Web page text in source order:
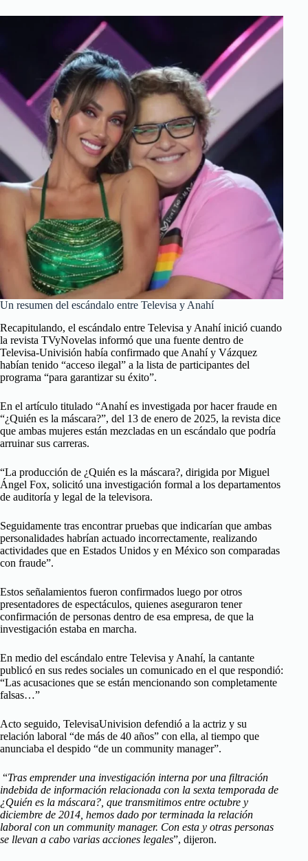
Un resumen del escándalo entre Televisa y Anahí
Recapitulando, el escándalo entre Televisa y Anahí inició cuando
la revista TVyNovelas informó que una fuente dentro de
Televisa-Univisión había confirmado que Anahí y Vázquez
habían tenido “acceso ilegal” a la lista de participantes del
programa “para garantizar su éxito”.
En el artículo titulado “Anahí es investigada por hacer fraude en
“¿Quién es la máscara?”, del 13 de enero de 2025, la revista dice
que ambas mujeres están mezcladas en un escándalo que podría
arruinar sus carreras.
“La producción de ¿Quién es la máscara?, dirigida por Miguel
Ángel Fox, solicitó una investigación formal a los departamentos
de auditoría y legal de la televisora.
Seguidamente tras encontrar pruebas que indicarían que ambas
personalidades habrían actuado incorrectamente, realizando
actividades que en Estados Unidos y en México son comparadas
con fraude”.
Estos señalamientos fueron confirmados luego por otros
presentadores de espectáculos, quienes aseguraron tener
confirmación de personas dentro de esa empresa, de que la
investigación estaba en marcha.
En medio del escándalo entre Televisa y Anahí, la cantante
publicó en sus redes sociales un comunicado en el que respondió:
“Las acusaciones que se están mencionando son completamente
falsas…”
Acto seguido, TelevisaUnivision defendió a la actriz y su
relación laboral “de más de 40 años” con ella, al tiempo que
anunciaba el despido “de un community manager”.
“Tras emprender una investigación interna por una filtración
indebida de información relacionada con la sexta temporada de
¿Quién es la máscara?, que transmitimos entre octubre y
diciembre de 2014, hemos dado por terminada la relación
laboral con un community manager. Con esta y otras personas
se llevan a cabo varias acciones legales”, dijeron.